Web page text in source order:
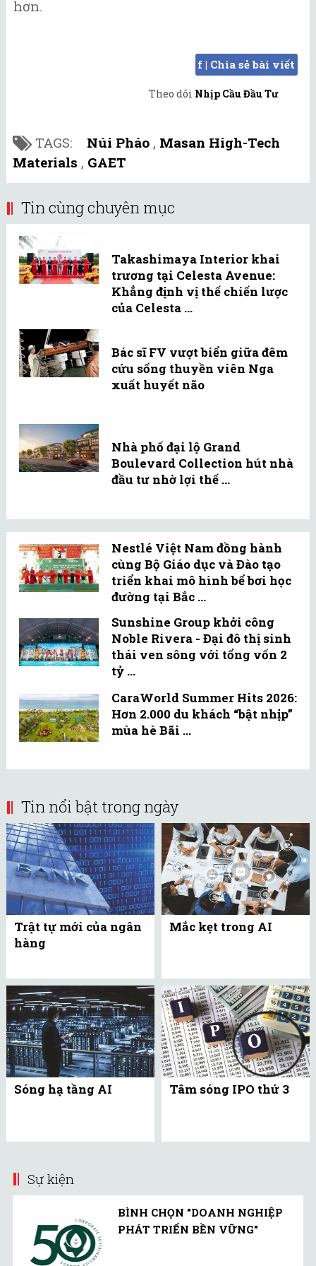
hơn.
f | Chia sẻ bài viết
Theo dõi Nhịp Cầu Đầu Tư
TAGS: Núi Pháo , Masan High-Tech
Materials , GAET
Tin cùng chuyên mục
Takashimaya Interior khai
trương tại Celesta Avenue:
Khẳng định vị thế chiến lược
của Celesta ...
Bác sĩ FV vượt biển giữa đêm
cứu sống thuyền viên Nga
xuất huyết não
Nhà phố đại lộ Grand
Boulevard Collection hút nhà
đầu tư nhờ lợi thế ...
Nestlé Việt Nam đồng hành
cùng Bộ Giáo dục và Đào tạo
triển khai mô hình bể bơi học
đường tại Bắc ...
Sunshine Group khởi công
Noble Rivera - Đại đô thị sinh
thái ven sông với tổng vốn 2
tỷ ...
CaraWorld Summer Hits 2026:
Hơn 2.000 du khách “bật nhịp”
mùa hè Bãi ...
Tin nổi bật trong ngày
Trật tự mới của ngân
hàng
Mắc kẹt trong AI
Sóng hạ tầng AI Tâm sóng IPO thứ 3
Sự kiện
BÌNH CHỌN "DOANH NGHIỆP
PHÁT TRIỂN BỀN VỮNG"